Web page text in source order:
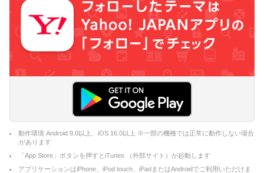
動作環境 Android 9.0以上、iOS 16.0以上 ※一部の機種では正常に動作しない場合
があります
「App Store」ボタンを押すとiTunes （外部サイト）が起動します
アプリケーションはiPhone、iPod touch、iPadまたはAndroidでご利用いただけま